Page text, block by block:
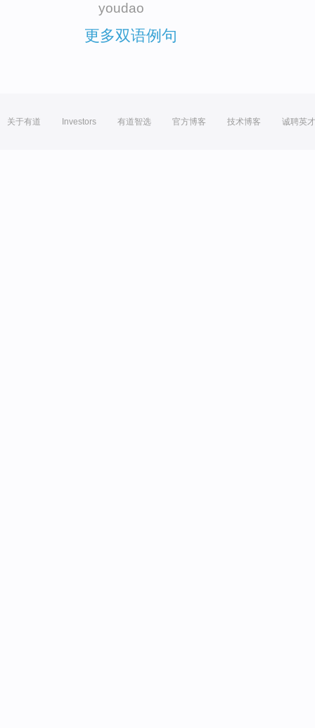
youdao
更多双语例句
关于有道 Investors 有道智选 官方博客 技术博客 诚聘英才